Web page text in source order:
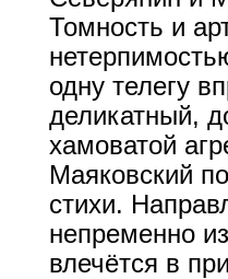
Томность и
одну телегу
деликатный,
хамоватой
Маяковский
стихи.
непременно
влечётся в